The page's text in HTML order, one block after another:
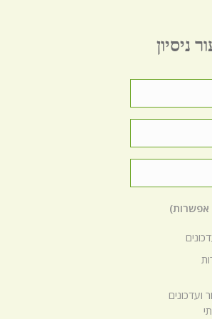
ניסיון
אפשרות)
ועדכונים